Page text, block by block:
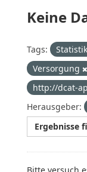
Keine
Tags: Statistik
Versorgung
http://dcat-
Herausgeber:
Ergebnisse